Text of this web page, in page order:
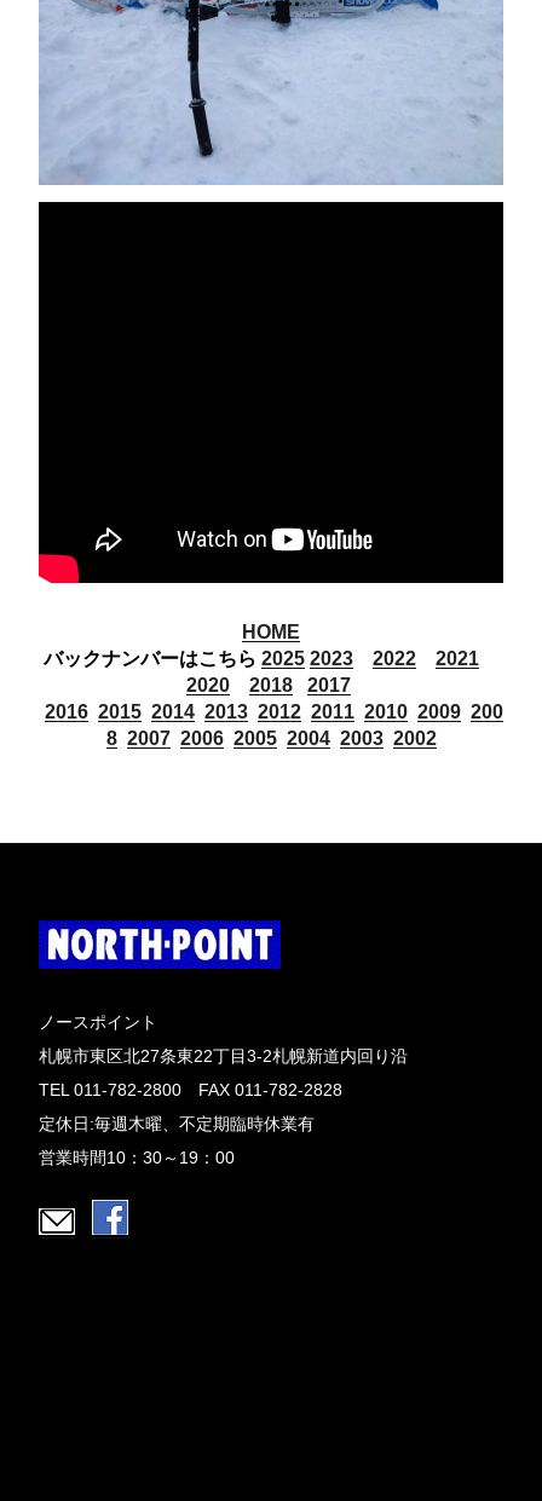
HOME
バックナンバーはこちら 2025 2023 2022
2021
2020
2018
2017
2016 2015 2014 2013 2012 2011 2010 2009 200
8 2007 2006 2005 2004 2003 2002
ノースポイント
札幌市東区北27条東22丁目3-2札幌新道内回り沿
TEL 011-782-2800 FAX 011-782-2828
定休日:毎週木曜、不定期臨時休業有
営業時間10：30～19：00